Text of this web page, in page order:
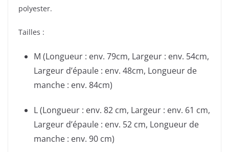
polyester.
Tailles :
M (Longueur : env. 79cm, Largeur : env. 54cm,
Largeur d’épaule : env. 48cm, Longueur de
manche : env. 84cm)
L (Longueur : env. 82 cm, Largeur : env. 61 cm,
Largeur d’épaule : env. 52 cm, Longueur de
manche : env. 90 cm)